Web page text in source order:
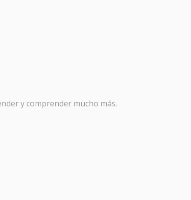
y comprender mucho más.